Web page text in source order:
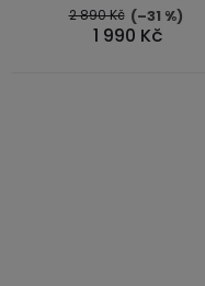
5
hvězdiček.
1 990 Kč
2 890 Kč (–31 %)